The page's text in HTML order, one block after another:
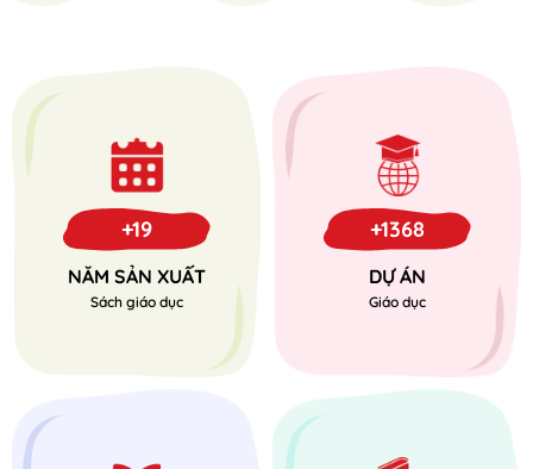
+19
NĂM SẢN XUẤT
Sách giáo dục
+1368
DỰ ÁN
Giáo dục